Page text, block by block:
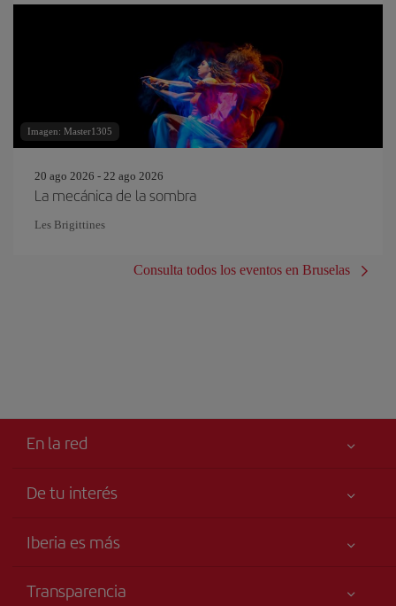
Imagen: Master1305
20 ago 2026 - 22 ago 2026
La mecánica de la sombra
Les Brigittines
Consulta todos los eventos en Bruselas
En la red
De tu interés
Accesibilidad
Iberia es más
Grupo Iberia
Transparencia